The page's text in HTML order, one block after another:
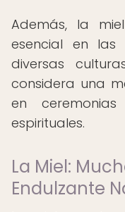
Además, la
esencial en
diversas
considera una
en
espirituales.
La Miel:
Endulzante